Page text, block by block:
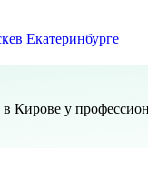
в Екатеринбурге
Кирове у